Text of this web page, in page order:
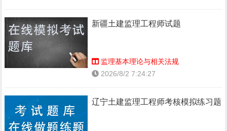
新疆土建监理工程师试题
监理基本理论与相关法规
2026/8/2 7:24:27
辽宁土建监理工程师考核模拟练习题